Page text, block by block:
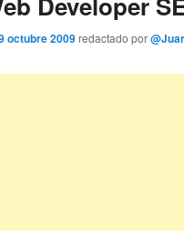
octubre 2009redactado por